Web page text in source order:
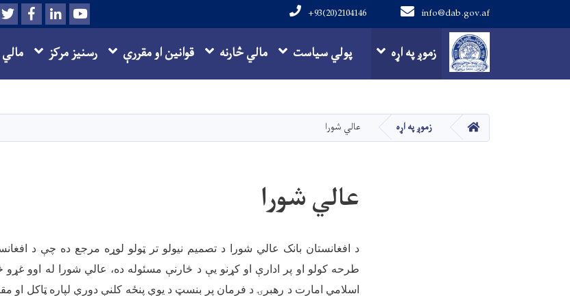
info@dab.gov.af
+93(20)2104146
Youtube
LinkedIn
Main navigation
زموږ په اړه پولي سیاست مالي څارنه قوانین او مقررې رسنیز مرکز
کور زموږ په اړه عالي شورا
عالي شورا
د افغانستان بانک عالي شورا د تصمیم نیولو تر ټولو لوړه مرجع ده چې د
طرحه کولو او پر ادارې او کړنو یې د څارنې مسئوله ده، عالي شورا له اوو
اسلامي امارت د رهبرۍ د فرمان پر بنسټ د یوې پنځه کلنې دورې لپاره ټاکل او